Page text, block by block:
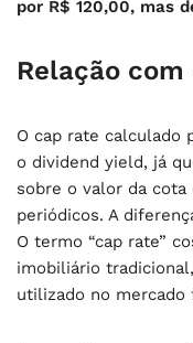
por R$ 120,00, mas
Relação
O cap rate calculado
o dividend yield, já
sobre o valor da
periódicos. A
O termo “cap rate”
imobiliário
utilizado no mercado